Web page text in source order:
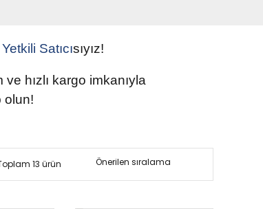
Yetkili Satıcısıyız!
hızlı kargo imkanıyla
olun!
13 ürün